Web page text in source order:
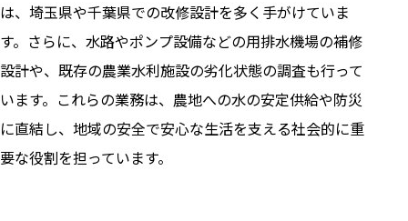
は、埼玉県や千葉県での改修設計を多く手がけていま
す。さらに、水路やポンプ設備などの用排水機場の補修
設計や、既存の農業水利施設の劣化状態の調査も行って
います。これらの業務は、農地への水の安定供給や防災
に直結し、地域の安全で安心な生活を支える社会的に重
要な役割を担っています。